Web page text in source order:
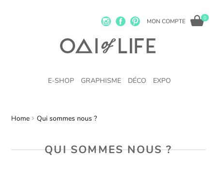
MON COMPTE 0
E-SHOP GRAPHISME DÉCO EXPO
Home Qui sommes nous ?
QUI SOMMES NOUS ?